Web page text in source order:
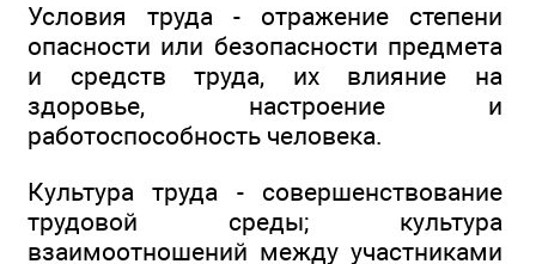
Условия труда - отражение степени
опасности или безопасности предмета
и средств труда, их влияние на
здоровье, настроение и
работоспособность человека.
Культура труда - совершенствование
трудовой среды; культура
взаимоотношений между участниками